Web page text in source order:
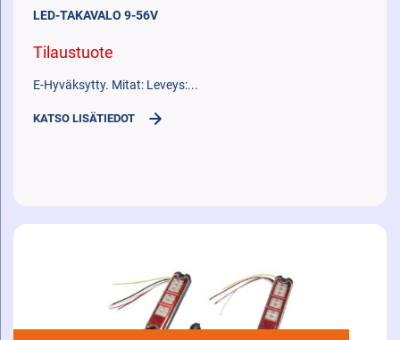
LED-TAKAVALO 9-56V
Tilaustuote
E-Hyväksytty. Mitat: Leveys:...
KATSO LISÄTIEDOT